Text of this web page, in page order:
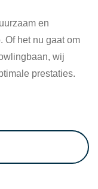
en
Of het nu gaat om
wij
prestaties.